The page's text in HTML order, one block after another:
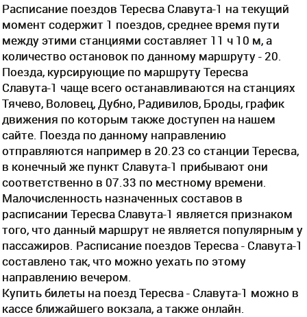
Расписание поездов Тересва Славута-1 на текущий
момент содержит 1 поездов, среднее время пути
между этими станциями составляет 11 ч 10 м, а
количество остановок по данному маршруту - 20.
Поезда, курсирующие по маршруту Тересва
Славута-1 чаще всего останавливаются на станциях
Тячево, Воловец, Дубно, Радивилов, Броды, график
движения по которым также доступен на нашем
сайте. Поезда по данному направлению
отправляются например в 20.23 со станции Тересва,
в конечный же пункт Славута-1 прибывают они
соответственно в 07.33 по местному времени.
Малочисленность назначенных составов в
расписании Тересва Славута-1 является признаком
того, что данный маршрут не является популярным у
пассажиров. Расписание поездов Тересва - Славута-1
составлено так, что можно уехать по этому
направлению вечером.
Купить билеты на поезд Тересва - Славута-1 можно в
кассе ближайшего вокзала, а также онлайн.